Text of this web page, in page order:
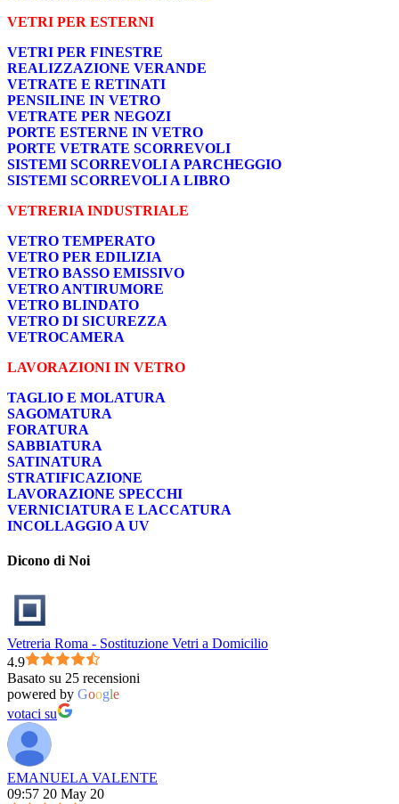
VETRI PER ESTERNI
VETRI PER FINESTRE
REALIZZAZIONE VERANDE
VETRATE E RETINATI
PENSILINE IN VETRO
VETRATE PER NEGOZI
PORTE ESTERNE IN VETRO
PORTE VETRATE SCORREVOLI
SISTEMI SCORREVOLI A PARCHEGGIO
SISTEMI SCORREVOLI A LIBRO
VETRERIA INDUSTRIALE
VETRO TEMPERATO
VETRO PER EDILIZIA
VETRO BASSO EMISSIVO
VETRO ANTIRUMORE
VETRO BLINDATO
VETRO DI SICUREZZA
VETROCAMERA
LAVORAZIONI IN VETRO
TAGLIO E MOLATURA
SAGOMATURA
FORATURA
SABBIATURA
SATINATURA
STRATIFICAZIONE
LAVORAZIONE SPECCHI
VERNICIATURA E LACCATURA
INCOLLAGGIO A UV
Dicono di Noi
Vetreria Roma - Sostituzione Vetri a Domicilio
4.9
Basato su 25 recensioni
powered by Google
votaci su
EMANUELA VALENTE
09:57 20 May 20